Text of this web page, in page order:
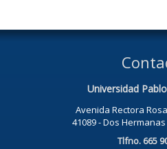
Universidad
Avenida Rectora
41089 - Dos
Tlfno. 665